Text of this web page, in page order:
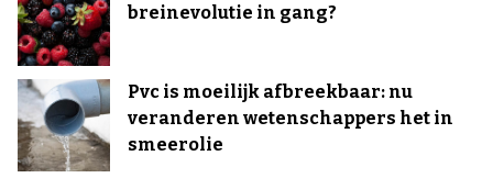
breinevolutie in gang?
Pvc is moeilijk afbreekbaar: nu
veranderen wetenschappers het in
smeerolie